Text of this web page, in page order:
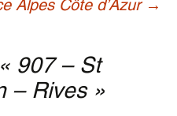
Alpes Côte d’Azur →
907 – St
– Rives»